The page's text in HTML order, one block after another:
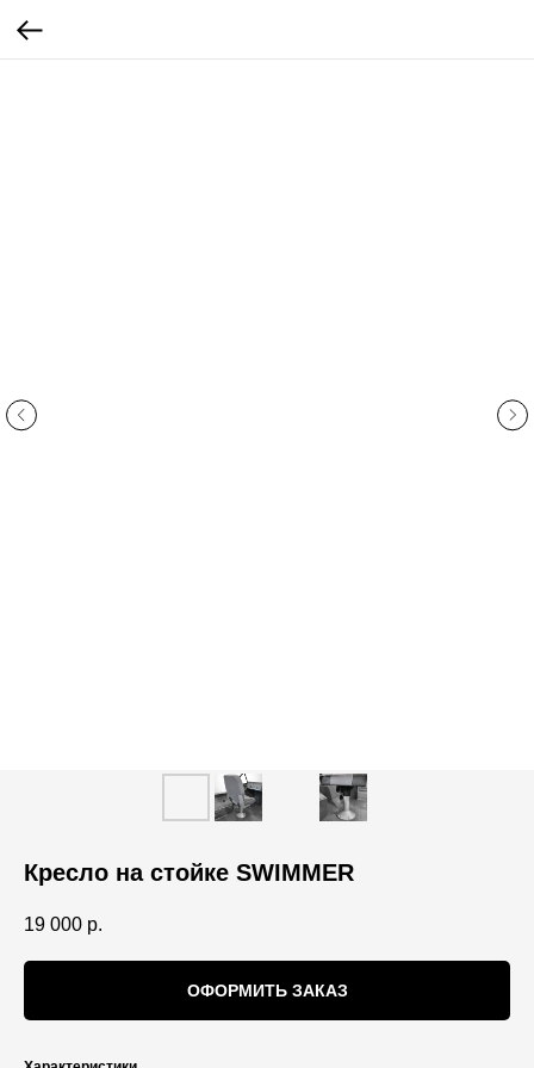
Кресло на стойке SWIMMER
19 000 р.
ОФОРМИТЬ ЗАКАЗ